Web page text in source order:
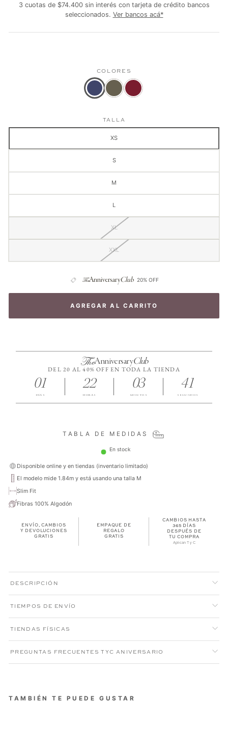
3 cuotas de $74.400 sin interés con tarjeta de crédito bancos
seleccionados. Ver bancos acá*
COLORES
Color
Halfzip
Trenzado
Hombre
Oscuro
Suéter
Hombre
Verde
Suéter
Hombre
TALLA
XS
S
M
L
XL
XXL
TheAnniversaryClub20% OFF
AGREGAR AL CARRITO
TheAnniversaryClub
DEL 20 AL 40% OFF EN TODA LA TIENDA
01
DÍAS
22
HORAS
03
MINUTOS
41
SEGUNDOS
TABLA DE MEDIDAS
En stock
Disponible online y en tiendas (inventario limitado)
El modelo mide 1.84m y está usando una talla M
Slim Fit
Fibras 100% Algodón
ENVÍO, CAMBIOS
Y DEVOLUCIONES
GRATIS
EMPAQUE DE
REGALO
GRATIS
CAMBIOS HASTA
365 DÍAS
DESPUÉS DE
TU COMPRA
Aplican T y C
DESCRIPCIÓN
TIEMPOS DE ENVÍO
TIENDAS FÍSICAS
PREGUNTAS FRECUENTES TYC ANIVERSARIO
TAMBIÉN TE PUEDE GUSTAR